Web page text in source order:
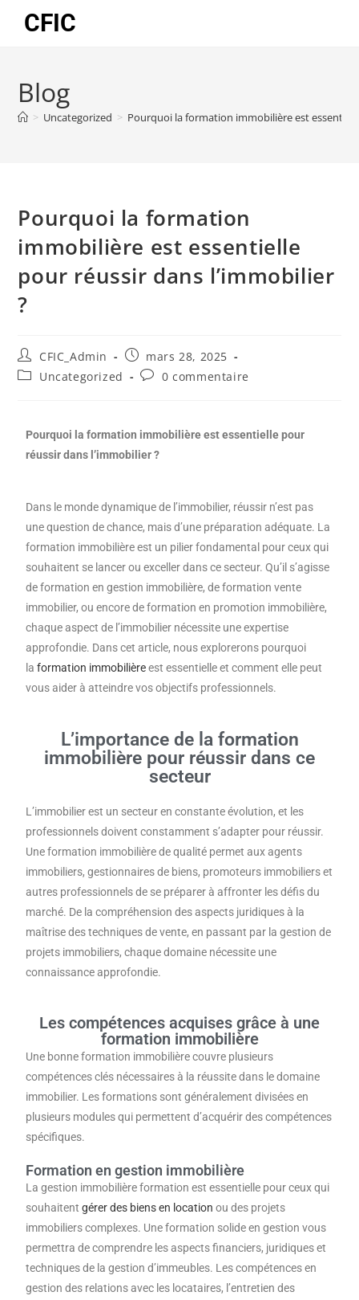
CFIC
Blog
> Uncategorized > Pourquoi la formation immobilière est
Pourquoi la formation
immobilière est essentielle
pour réussir dans l’immobilier
?
CFIC_Admin
mars 28, 2025
Uncategorized
0 commentaire
Pourquoi la formation immobilière est essentielle pour
réussir dans l’immobilier ?
Dans le monde dynamique de l’immobilier, réussir n’est pas
une question de chance, mais d’une préparation adéquate. La
formation immobilière est un pilier fondamental pour ceux qui
souhaitent se lancer ou exceller dans ce secteur. Qu’il s’agisse
de formation en gestion immobilière, de formation vente
immobilier, ou encore de formation en promotion immobilière,
chaque aspect de l’immobilier nécessite une expertise
approfondie. Dans cet article, nous explorerons pourquoi
laformation immobilièreest essentielle et comment elle peut
vous aider à atteindre vos objectifs professionnels.
L’importance de la formation
immobilière pour réussir dans ce
secteur
L’immobilier est un secteur en constante évolution, et les
professionnels doivent constamment s’adapter pour réussir.
Une formation immobilière de qualité permet aux agents
immobiliers, gestionnaires de biens, promoteurs immobiliers et
autres professionnels de se préparer à affronter les défis du
marché. De la compréhension des aspects juridiques à la
maîtrise des techniques de vente, en passant par la gestion de
projets immobiliers, chaque domaine nécessite une
connaissance approfondie.
Les compétences acquises grâce à une
formation immobilière
Une bonne formation immobilière couvre plusieurs
compétences clés nécessaires à la réussite dans le domaine
immobilier. Les formations sont généralement divisées en
plusieurs modules qui permettent d’acquérir des compétences
spécifiques.
Formation en gestion immobilière
La gestion immobilière formation est essentielle pour ceux qui
souhaitentgérer des biens en location ou des projets
immobiliers complexes. Une formation solide en gestion vous
permettra de comprendre les aspects financiers, juridiques et
techniques de la gestion d’immeubles. Les compétences en
gestion des relations avec les locataires, l’entretien des